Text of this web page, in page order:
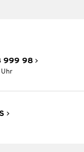
999 98